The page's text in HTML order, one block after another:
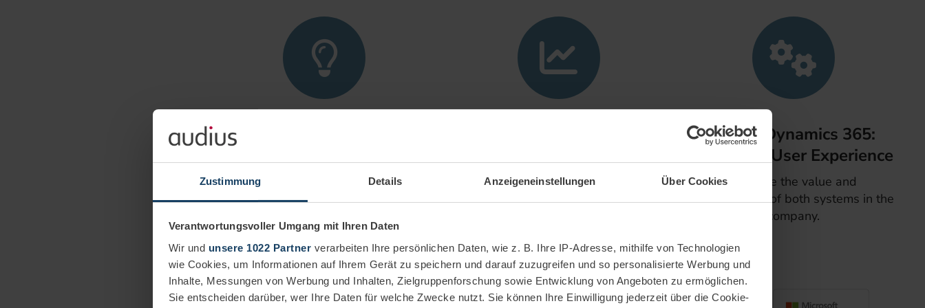
Zustimmung Details Anzeigeneinstellungen Über Cookies
Verantwortungsvoller Umgang mit Ihren Daten
Wir und unsere 1022 Partner verarbeiten Ihre persönlichen Daten, wie z. B. Ihre IP-Adresse, mithilfe von Technologien
wie Cookies, um Informationen auf Ihrem Gerät zu speichern und darauf zuzugreifen und so personalisierte Werbung und
Inhalte, Messungen von Werbung und Inhalten, Zielgruppenforschung sowie Entwicklung von Angeboten zu ermöglichen.
Sie entscheiden darüber, wer Ihre Daten für welche Zwecke nutzt. Sie können Ihre Einwilligung jederzeit über die Cookie-
Improved decision making
Transforming CRM data into
actionable insights.
Analysis of trends, demographic
data, campaign effectiveness.
BI and Dynamics 365:
Seamless User Experience
Increase the value and
effectiveness of both systems in the
company.